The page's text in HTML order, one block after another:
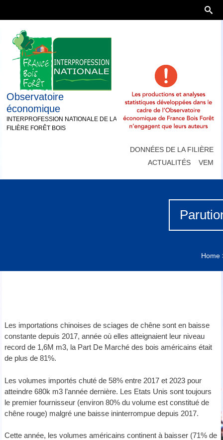
Observatoire
économique
INTERPROFESSION NATIONALE DE LA
FILIÈRE FORÊT BOIS
DONNÉES DE LA FILIÈRE
ACTUALITÉS
VEM
Home
Les importations chinoises de sciages de chêne sont en baisse
constante depuis 2017, année où elles atteignaient leur niveau
record de 1,6M m3, la Part De Marché des bois américains était
de plus de 81%.
Les volumes importés chuté de 58% entre 2017 et 2023 pour
atteindre 680k m3 l’année dernière. Les Etats Unis sont toujours
le premier fournisseur (environ 80% du volume est constitué de
chêne rouge) malgré une baisse ininterrompue depuis 2017.
Cette année, les volumes américains continent à baisser (71% de